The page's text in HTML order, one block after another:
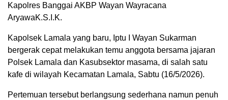
Kapolres Banggai AKBP Wayan Wayracana
AryawaK.S.I.K.
Kapolsek Lamala yang baru, Iptu I Wayan Sukarman
bergerak cepat melakukan temu anggota bersama jajaran
Polsek Lamala dan Kasubsektor masama, di salah satu
kafe di wilayah Kecamatan Lamala, Sabtu (16/5/2026).
Pertemuan tersebut berlangsung sederhana namun penuh